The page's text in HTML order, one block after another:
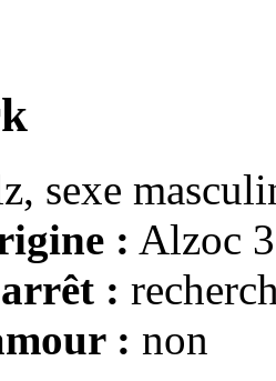
sexe
: Alzoc 3
:
: non